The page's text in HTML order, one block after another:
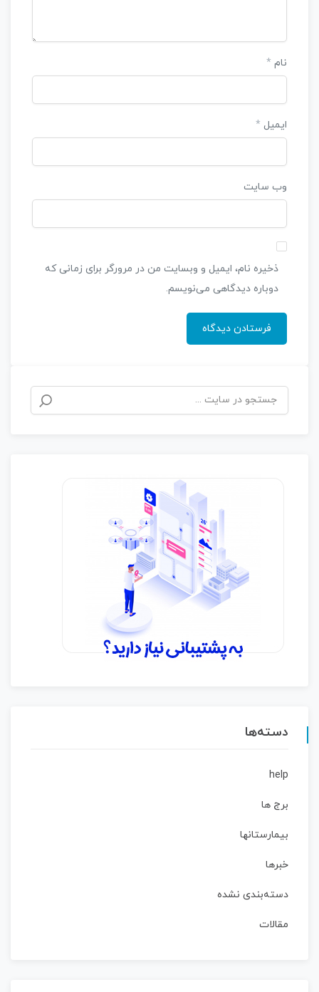
نام*
ایمیل*
وب‌ سایت
ذخیره نام، ایمیل و وبسایت من در مرورگر برای زمانی که
دوباره دیدگاهی می‌نویسم.
دسته‌ها
help
برج ها
بیمارستانها
خبرها
دسته‌بندی نشده
مقالات